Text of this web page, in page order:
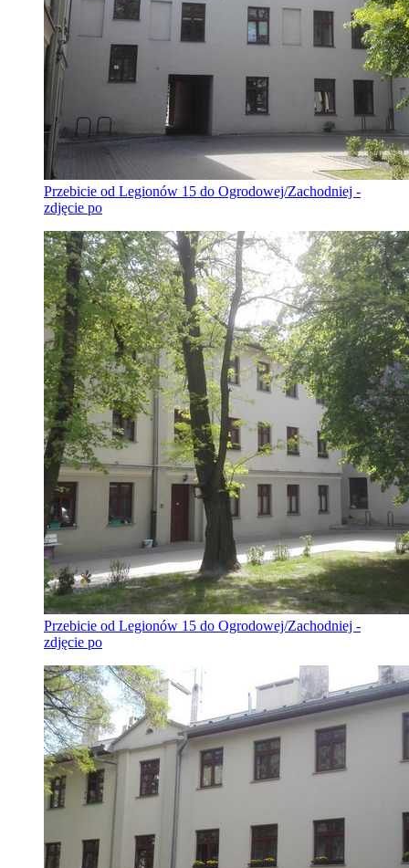
Przebicie od Legionów 15 do Ogrodowej/Zachodniej -
zdjęcie po
Przebicie od Legionów 15 do Ogrodowej/Zachodniej -
zdjęcie po